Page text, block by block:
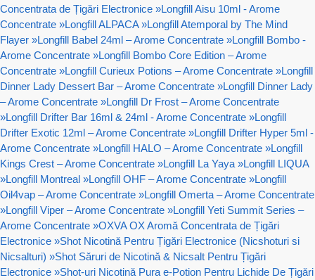
Concentrata de Țigări Electronice »Longfill Aisu 10ml - Arome
Concentrate »Longfill ALPACA »Longfill Atemporal by The Mind
Flayer »Longfill Babel 24ml – Arome Concentrate »Longfill Bombo -
Arome Concentrate »Longfill Bombo Core Edition – Arome
Concentrate »Longfill Curieux Potions – Arome Concentrate »Longfill
Dinner Lady Dessert Bar – Arome Concentrate »Longfill Dinner Lady
– Arome Concentrate »Longfill Dr Frost – Arome Concentrate
»Longfill Drifter Bar 16ml & 24ml - Arome Concentrate »Longfill
Drifter Exotic 12ml – Arome Concentrate »Longfill Drifter Hyper 5ml -
Arome Concentrate »Longfill HALO – Arome Concentrate »Longfill
Kings Crest – Arome Concentrate »Longfill La Yaya »Longfill LIQUA
»Longfill Montreal »Longfill OHF – Arome Concentrate »Longfill
Oil4vap – Arome Concentrate »Longfill Omerta – Arome Concentrate
»Longfill Viper – Arome Concentrate »Longfill Yeti Summit Series –
Arome Concentrate »OXVA OX Aromă Concentrata de Țigări
Electronice »Shot Nicotină Pentru Țigări Electronice (Nicshoturi si
Nicsalturi) »Shot Săruri de Nicotină & Nicsalt Pentru Țigări
Electronice »Shot-uri Nicotină Pura e-Potion Pentru Lichide De Țigări